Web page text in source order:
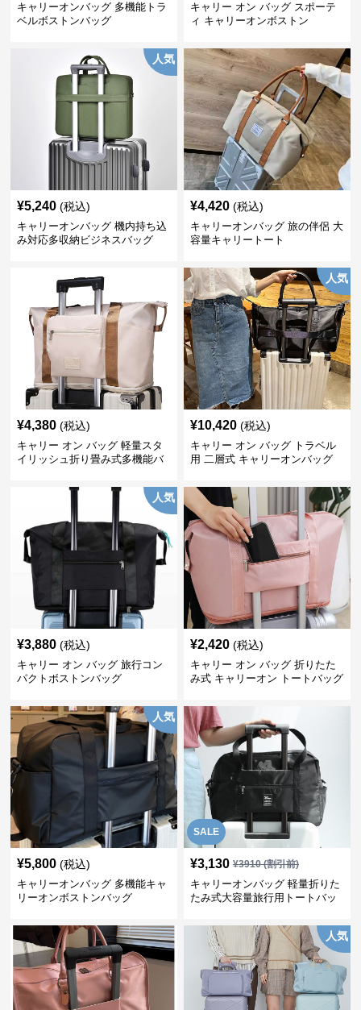
キャリーオンバッグ 多機能トラ
ベルボストンバッグ
キャリー オン バッグ スポーテ
ィ キャリーオンボストン
人気
¥5,240 (税込)
キャリーオンバッグ 機内持ち込
み対応多収納ビジネスバッグ
¥4,420 (税込)
キャリーオンバッグ 旅の伴侶 大
容量キャリートート
¥4,380 (税込)
キャリー オン バッグ 軽量スタ
イリッシュ折り畳み式多機能バ
人気
¥10,420 (税込)
キャリー オン バッグ トラベル
用 二層式 キャリーオンバッグ
人気
¥3,880 (税込)
キャリー オン バッグ 旅行コン
パクトボストンバッグ
¥2,420 (税込)
キャリー オン バッグ 折りたた
み式 キャリーオン トートバッグ
人気
¥5,800 (税込)
キャリーオンバッグ 多機能キャ
リーオンボストンバッグ
SALE
¥3,130 ¥3910(割引前)
キャリーオンバッグ 軽量折りた
たみ式大容量旅行用トートバッ
人気